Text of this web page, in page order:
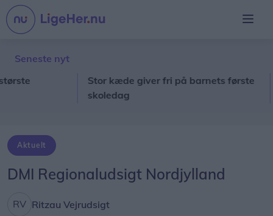
Seneste nyt
Stor kæde giver fri på barnets første
skoledag
Aktuelt
DMI Regionaludsigt Nordjylland
Ritzau Vejrudsigt